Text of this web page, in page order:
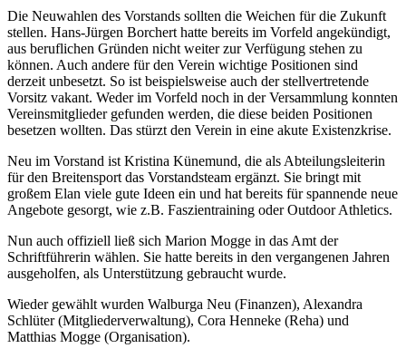
Die Neuwahlen des Vorstands sollten die Weichen für die Zukunft
stellen. Hans-Jürgen Borchert hatte bereits im Vorfeld angekündigt,
aus beruflichen Gründen nicht weiter zur Verfügung stehen zu
können. Auch andere für den Verein wichtige Positionen sind
derzeit unbesetzt. So ist beispielsweise auch der stellvertretende
Vorsitz vakant. Weder im Vorfeld noch in der Versammlung konnten
Vereinsmitglieder gefunden werden, die diese beiden Positionen
besetzen wollten. Das stürzt den Verein in eine akute Existenzkrise.
Neu im Vorstand ist Kristina Künemund, die als Abteilungsleiterin
für den Breitensport das Vorstandsteam ergänzt. Sie bringt mit
großem Elan viele gute Ideen ein und hat bereits für spannende neue
Angebote gesorgt, wie z.B. Faszientraining oder Outdoor Athletics.
Nun auch offiziell ließ sich Marion Mogge in das Amt der
Schriftführerin wählen. Sie hatte bereits in den vergangenen Jahren
ausgeholfen, als Unterstützung gebraucht wurde.
Wieder gewählt wurden Walburga Neu (Finanzen), Alexandra
Schlüter (Mitgliederverwaltung), Cora Henneke (Reha) und
Matthias Mogge (Organisation).